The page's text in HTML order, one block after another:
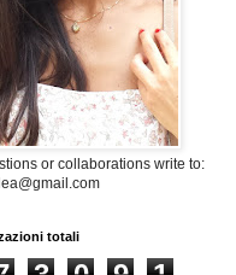
or collaborations write to:
totali